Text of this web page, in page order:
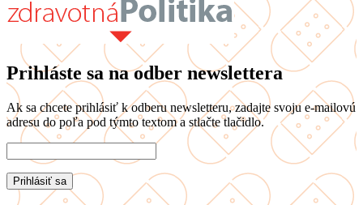
Prihláste sa na odber newslettera
Ak sa chcete prihlásiť k odberu newsletteru, zadajte svoju e-mailovú
adresu do poľa pod týmto textom a stlačte tlačidlo.